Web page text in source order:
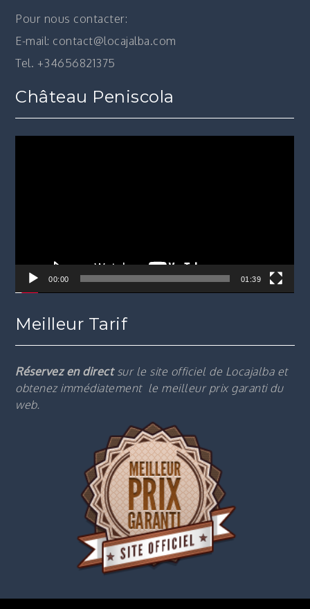
Pour nous contacter:
E-mail: contact@locajalba.com
Tel. +34656821375
Château Peniscola
00:00 01:39
Meilleur Tarif
Réservez en directsur le site officiel de Locajalba et
obtenez immédiatement le meilleur prix garanti du
web.